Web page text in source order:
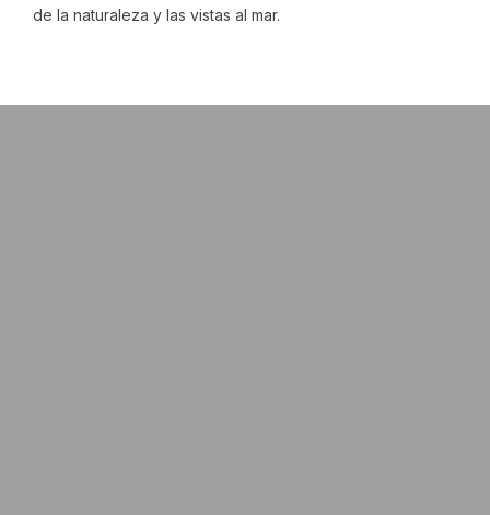
de la naturaleza y las vistas al mar.